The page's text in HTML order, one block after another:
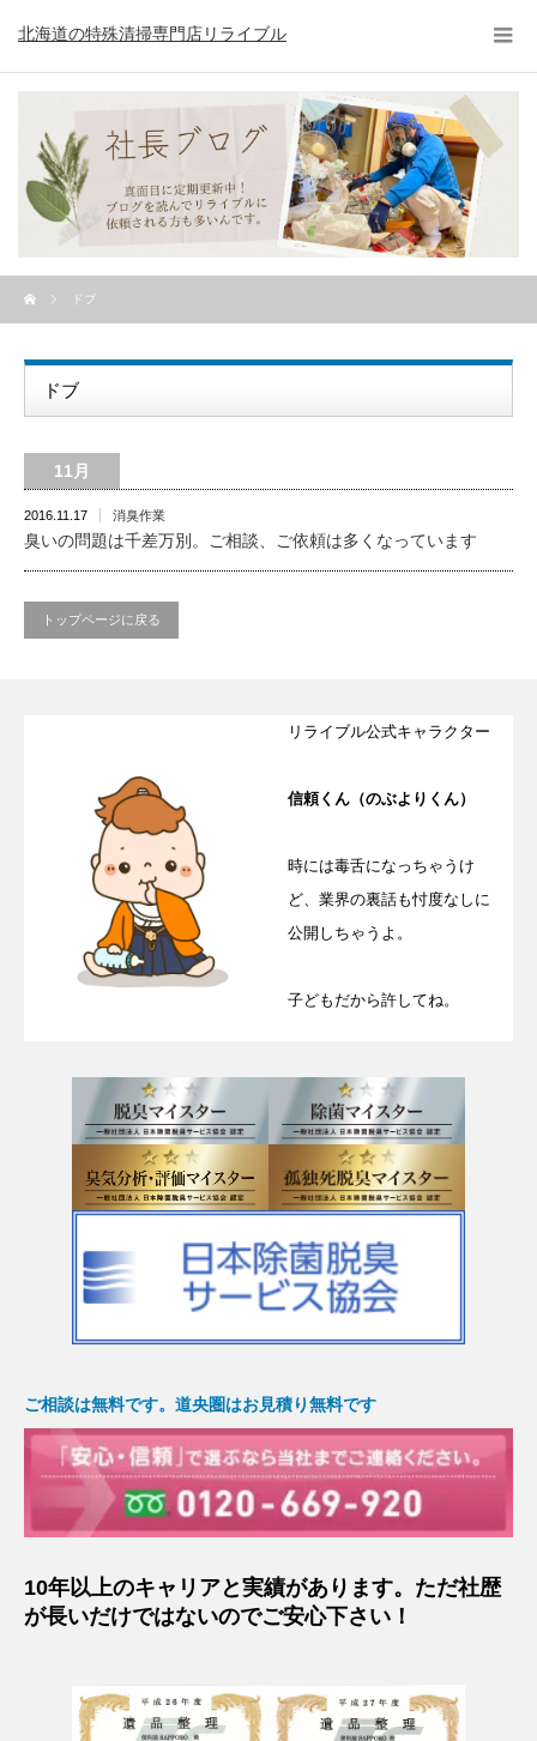
北海道の特殊清掃専門店リライブル
ドブ
ドブ
11月
2016.11.17 消臭作業
臭いの問題は千差万別。ご相談、ご依頼は多くなっています
トップページに戻る
リライブル公式キャラクター
信頼くん（のぶよりくん）
時には毒舌になっちゃうけ
ど、業界の裏話も忖度なしに
公開しちゃうよ。
子どもだから許してね。
ご相談は無料です。道央圏はお見積り無料です
10年以上のキャリアと実績があります。ただ社歴
が長いだけではないのでご安心下さい！